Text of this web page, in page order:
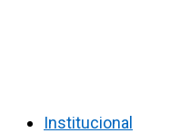
Institucional